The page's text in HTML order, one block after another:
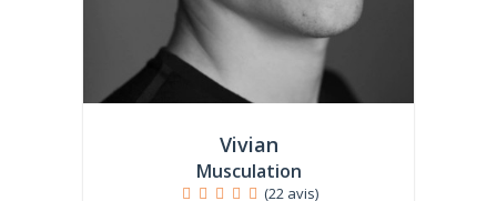
Vivian
Musculation
(22 avis)